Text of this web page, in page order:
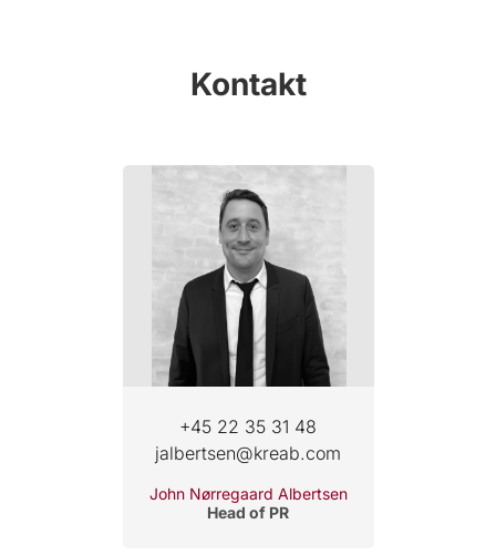
Kontakt
+45 22 35 31 48
jalbertsen@kreab.com
John Nørregaard Albertsen
Head of PR